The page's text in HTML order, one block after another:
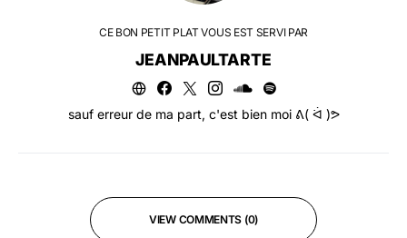
CE BON PETIT PLAT VOUS EST SERVI PAR
JEANPAULTARTE
sauf erreur de ma part, c'est bien moi ᕕ( ᐛ )ᕗ
VIEW COMMENTS (0)